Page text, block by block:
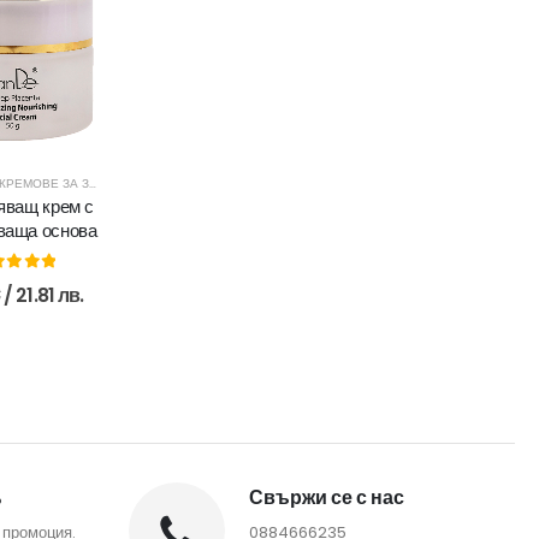
КРЕМОВЕ ЗА ЗРЯЛА КОЖА
крем с
основа
of 5
/ 21.81 лв.
Свържи се с нас
0884666235